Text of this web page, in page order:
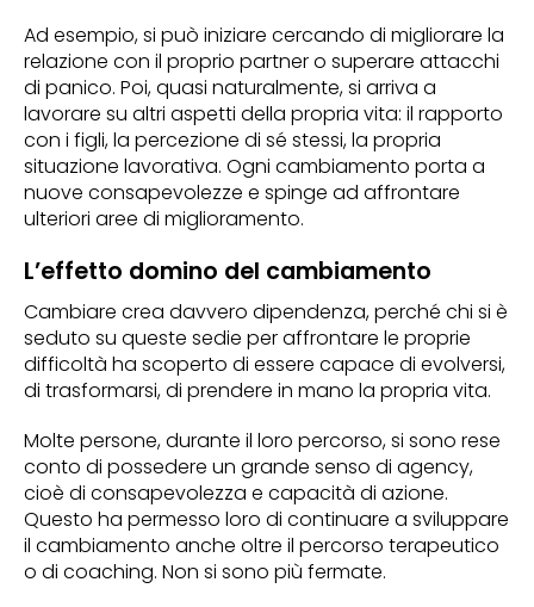
Ad esempio, si può iniziare cercando di migliorare la
relazione con il proprio partner o superare attacchi
di panico. Poi, quasi naturalmente, si arriva a
lavorare su altri aspetti della propria vita: il rapporto
con i figli, la percezione di sé stessi, la propria
situazione lavorativa. Ogni cambiamento porta a
nuove consapevolezze e spinge ad affrontare
ulteriori aree di miglioramento.
L’effetto domino del cambiamento
Cambiare crea davvero dipendenza, perché chi si è
seduto su queste sedie per affrontare le proprie
difficoltà ha scoperto di essere capace di evolversi,
di trasformarsi, di prendere in mano la propria vita.
Molte persone, durante il loro percorso, si sono rese
conto di possedere un grande senso di agency,
cioè di consapevolezza e capacità di azione.
Questo ha permesso loro di continuare a sviluppare
il cambiamento anche oltre il percorso terapeutico
o di coaching. Non si sono più fermate.